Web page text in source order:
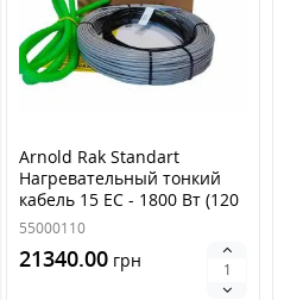
Arnold Rak Standart
Нагревательный тонкий
кабель 15 ЕС - 1800 Вт (120
м)
55000110
21340.00 грн